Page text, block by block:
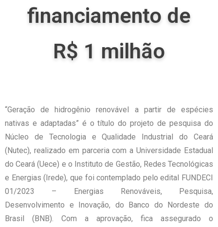
financiamento de
R$ 1 milhão
“Geração de hidrogênio renovável a partir de espécies
nativas e adaptadas” é o título do projeto de pesquisa do
Núcleo de Tecnologia e Qualidade Industrial do Ceará
(Nutec), realizado em parceria com a Universidade Estadual
do Ceará (Uece) e o Instituto de Gestão, Redes Tecnológicas
e Energias (Irede), que foi contemplado pelo edital FUNDECI
01/2023 – Energias Renováveis, Pesquisa,
Desenvolvimento e Inovação, do Banco do Nordeste do
Brasil (BNB). Com a aprovação, fica assegurado o